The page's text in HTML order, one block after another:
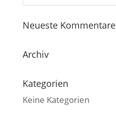
Neueste Kommentare
Archiv
Kategorien
Keine Kategorien